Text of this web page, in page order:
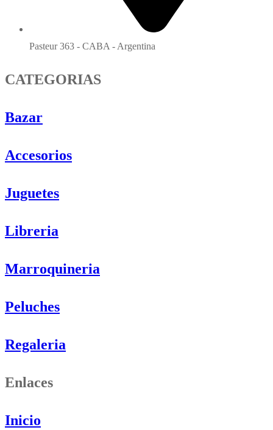
Pasteur 363 - CABA - Argentina
CATEGORIAS
Bazar
Accesorios
Juguetes
Libreria
Marroquineria
Peluches
Regaleria
Enlaces
Inicio